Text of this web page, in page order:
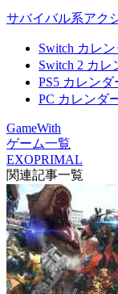
サバイバル系アク
Switch カレ
Switch 2 カレ
PS5 カレンダ
PC カレンダ
GameWith
ゲーム一覧
EXOPRIMAL
関連記事一覧